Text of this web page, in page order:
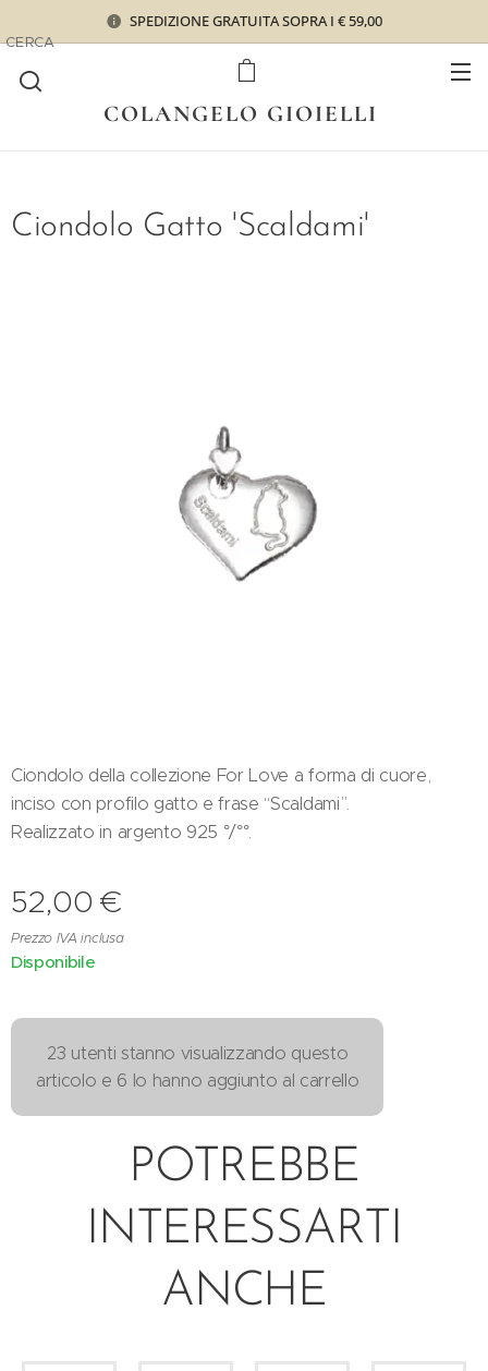
SPEDIZIONE GRATUITA SOPRA I € 59,00
COLANGELO GIOIELLI
CERCA
Ciondolo Gatto 'Scaldami'
Ciondolo della collezione For Love a forma di cuore,
inciso con profilo gatto e frase “Scaldami”.
Realizzato in argento 925 °/°°.
52,00 €
Prezzo IVA inclusa
Disponibile
23 utenti stanno visualizzando questo
articolo e 6 lo hanno aggiunto al carrello
POTREBBE
INTERESSARTI
ANCHE